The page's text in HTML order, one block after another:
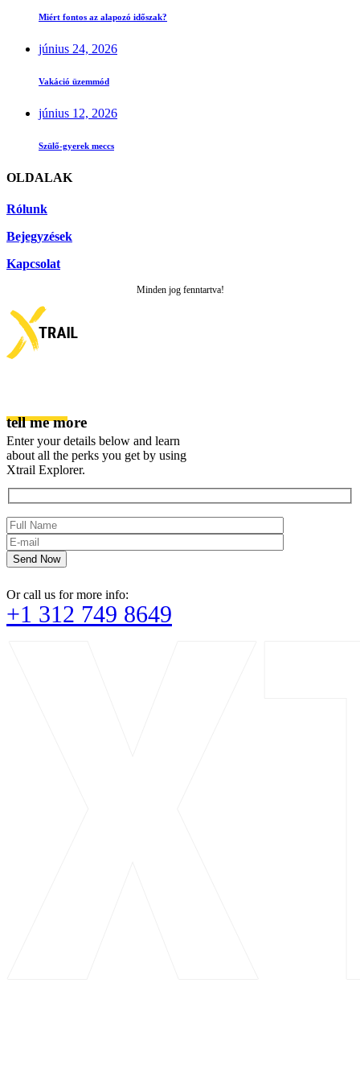
Miért fontos az alapozó időszak?
június 24, 2026
Vakáció üzemmód
június 12, 2026
Szülő-gyerek meccs
OLDALAK
Rólunk
Bejegyzések
Kapcsolat
Minden jog fenntartva!
tell me more
Enter your details below and learn
about all the perks you get by using
Xtrail Explorer.
Send Now
Or call us for more info:
+1 312 749 8649